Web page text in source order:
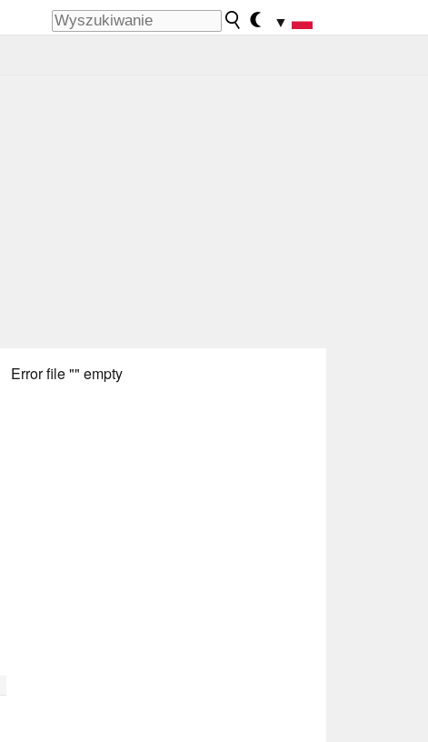
▼
Error file "" empty